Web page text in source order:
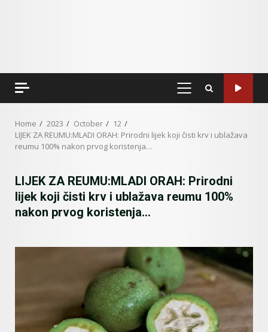
PRIMARY
Home 2023 October
12
LIJEK ZA REUMU:MLADI ORAH: Prirodni lijek koji čisti krv i ublažava
reumu 100% nakon prvog koristenja…
LIJEK ZA REUMU:MLADI ORAH: Prirodni
lijek koji čisti krv i ublažava reumu 100%
nakon prvog koristenja…